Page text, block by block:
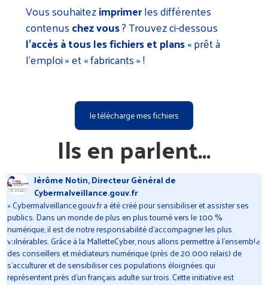
Vous souhaitezimprimerles différentes
contenuschez vous? Trouvez ci-dessous
l’accès à tous les fichiers et plans« prêt à
l’emploi » et « fabricants » !
Je télécharge mes fichiers
Ils en parlent...
Léa Gislais, Co-directrice du programme Société
numérique de l’ANCT
« Si le numérique peut être une source d’émancipation, la
cybermalveillance est un risque auquel nos concitoyens les plus en
difficulté avec le numérique sont particulièrement exposés. En
partenariat avec Cybermalveillance.gouv.fr, l’ANCT a soutenu la
conception de cette mallette afin d’aider, partout en France, les
professionnels de la médiation numérique à accompagner la montée en
compétence des français »